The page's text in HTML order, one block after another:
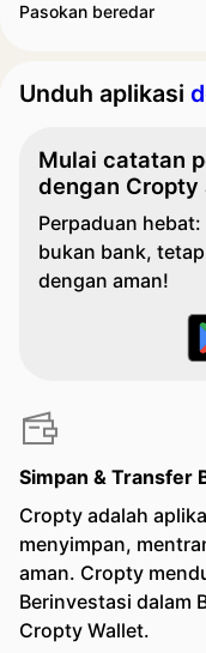
Pasokan beredar
Unduh aplikasi
Mulai catatan
dengan Cropty
Perpaduan
bukan bank,
dengan aman!
Simpan & Transfer
Cropty adalah
menyimpan,
aman. Cropty
Berinvestasi dalam
Cropty Wallet.